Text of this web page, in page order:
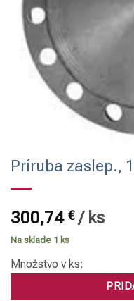
Príruba zaslep.,
300,74 €/ ks
Na sklade 1 ks
Množstvo v ks: